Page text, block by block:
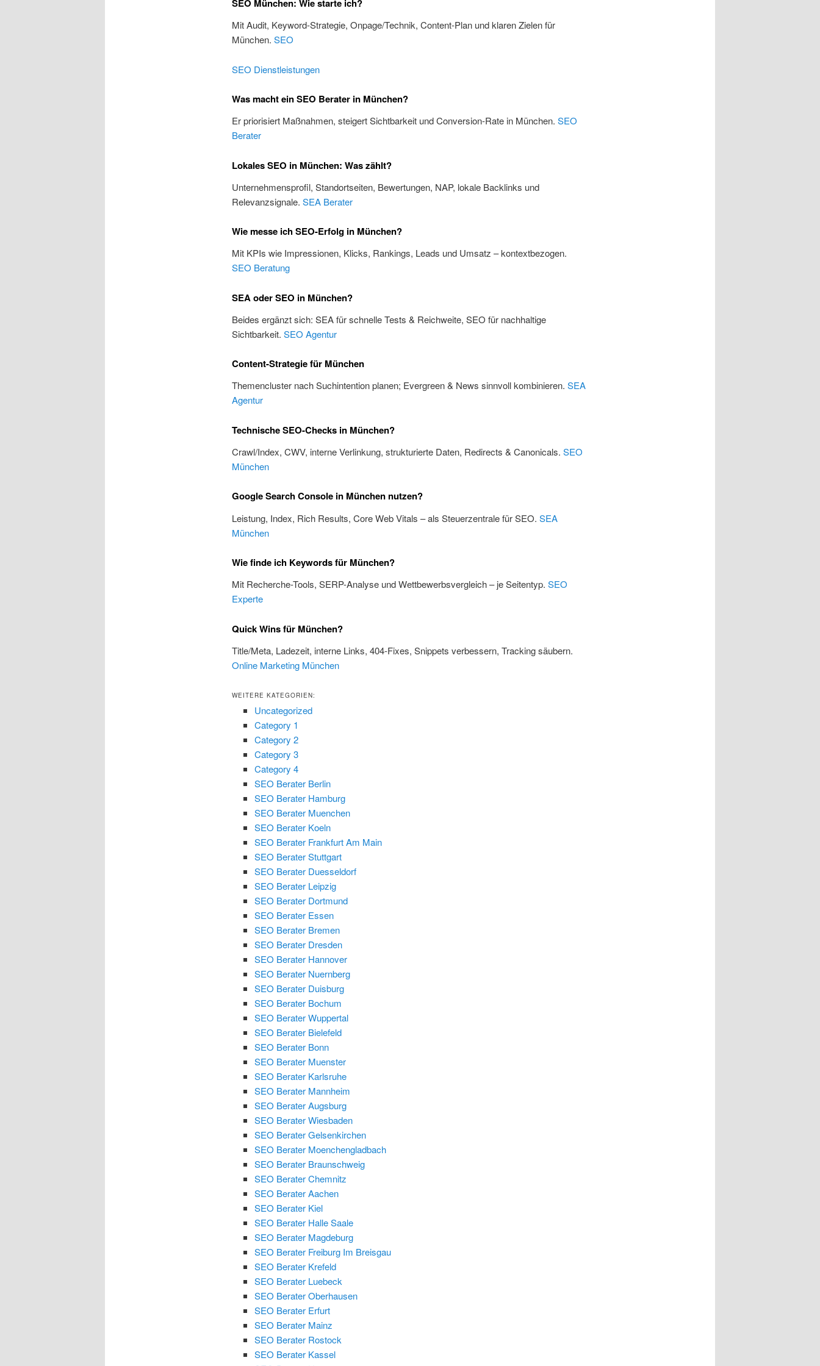
SEO München: Wie starte ich?
Mit Audit, Keyword-Strategie, Onpage/Technik, Content-Plan und klaren Zielen für
München. SEO
SEO Dienstleistungen
Was macht ein SEO Berater in München?
Er priorisiert Maßnahmen, steigert Sichtbarkeit und Conversion-Rate in München. SEO
Berater
Lokales SEO in München: Was zählt?
Unternehmensprofil, Standortseiten, Bewertungen, NAP, lokale Backlinks und
Relevanzsignale. SEA Berater
Wie messe ich SEO-Erfolg in München?
Mit KPIs wie Impressionen, Klicks, Rankings, Leads und Umsatz – kontextbezogen.
SEO Beratung
SEA oder SEO in München?
Beides ergänzt sich: SEA für schnelle Tests & Reichweite, SEO für nachhaltige
Sichtbarkeit. SEO Agentur
Content-Strategie für München
Themencluster nach Suchintention planen; Evergreen & News sinnvoll kombinieren. SEA
Agentur
Technische SEO-Checks in München?
Crawl/Index, CWV, interne Verlinkung, strukturierte Daten, Redirects & Canonicals. SEO
München
Google Search Console in München nutzen?
Leistung, Index, Rich Results, Core Web Vitals – als Steuerzentrale für SEO. SEA
München
Wie finde ich Keywords für München?
Mit Recherche-Tools, SERP-Analyse und Wettbewerbsvergleich – je Seitentyp. SEO
Experte
Quick Wins für München?
Title/Meta, Ladezeit, interne Links, 404-Fixes, Snippets verbessern, Tracking säubern.
Online Marketing München
WEITERE KATEGORIEN:
Uncategorized
Category 1
Category 2
Category 3
Category 4
SEO Berater Berlin
SEO Berater Hamburg
SEO Berater Muenchen
SEO Berater Koeln
SEO Berater Frankfurt Am Main
SEO Berater Stuttgart
SEO Berater Duesseldorf
SEO Berater Leipzig
SEO Berater Dortmund
SEO Berater Essen
SEO Berater Bremen
SEO Berater Dresden
SEO Berater Hannover
SEO Berater Nuernberg
SEO Berater Duisburg
SEO Berater Bochum
SEO Berater Wuppertal
SEO Berater Bielefeld
SEO Berater Bonn
SEO Berater Muenster
SEO Berater Karlsruhe
SEO Berater Mannheim
SEO Berater Augsburg
SEO Berater Wiesbaden
SEO Berater Gelsenkirchen
SEO Berater Moenchengladbach
SEO Berater Braunschweig
SEO Berater Chemnitz
SEO Berater Aachen
SEO Berater Kiel
SEO Berater Halle Saale
SEO Berater Magdeburg
SEO Berater Freiburg Im Breisgau
SEO Berater Krefeld
SEO Berater Luebeck
SEO Berater Oberhausen
SEO Berater Erfurt
SEO Berater Mainz
SEO Berater Rostock
SEO Berater Kassel